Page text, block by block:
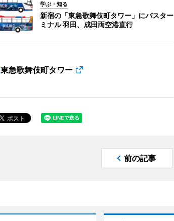
学ぶ・知る
新宿の「東急歌舞伎町タワー」にバスター
ミナル 羽田、成田両空港直行
東急歌舞伎町タワー
前の記事